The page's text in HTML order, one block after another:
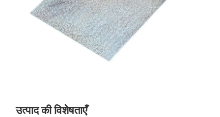
उत्पाद की विशेषताएँ